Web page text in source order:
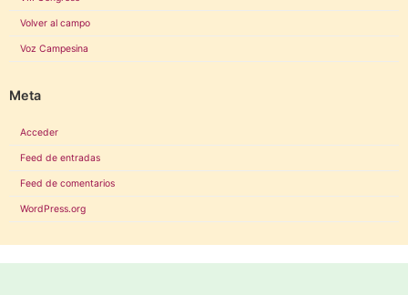
Volver al campo
Voz Campesina
Meta
Acceder
Feed de entradas
Feed de comentarios
WordPress.org